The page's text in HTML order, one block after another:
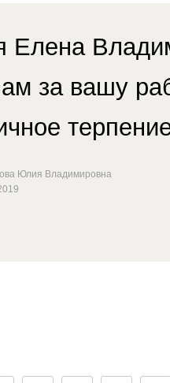
Елена
за вашу
Юлия Владимировна